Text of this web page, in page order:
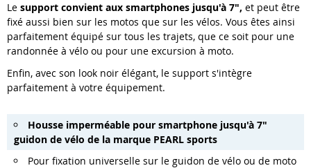
Le support convient aux smartphones jusqu'à 7", et peut être
fixé aussi bien sur les motos que sur les vélos. Vous êtes ainsi
parfaitement équipé sur tous les trajets, que ce soit pour une
randonnée à vélo ou pour une excursion à moto.
Enfin, avec son look noir élégant, le support s'intègre
parfaitement à votre équipement.
Housse imperméable pour smartphone jusqu'à 7"
guidon de vélo de la marque PEARL sports
Pour fixation universelle sur le guidon de vélo ou de moto